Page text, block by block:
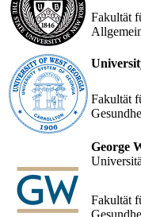
Fakultät
Fakultät
George
Fakultät